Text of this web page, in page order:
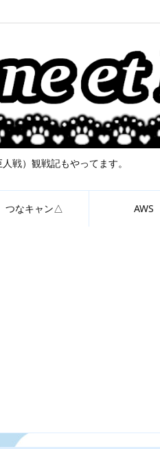
戦）観戦記もやってます。
つなキャン△ AWS